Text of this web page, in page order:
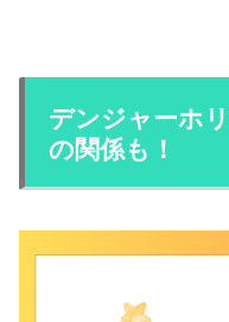
デンジャーホ
の関係も！